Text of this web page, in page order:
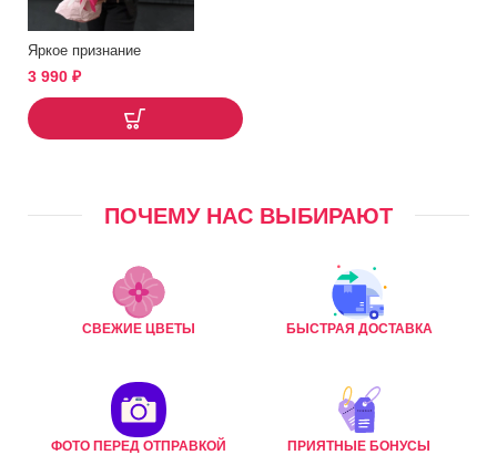
Яркое признание
3 990 ₽
ПОЧЕМУ НАС ВЫБИРАЮТ
СВЕЖИЕ ЦВЕТЫ БЫСТРАЯ ДОСТАВКА
ФОТО ПЕРЕД ОТПРАВКОЙ ПРИЯТНЫЕ БОНУСЫ